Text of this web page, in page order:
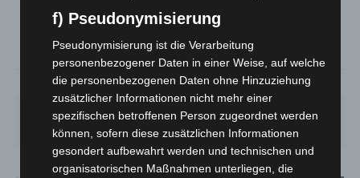
27.1°
36% 1.8m/s 36%
SO.
33°
MO.
27°
DI.
24°
MI.
27°
DO.
31
f) Pseudonymisierung
Pseudonymisierung ist die Verarbeitung
personenbezogener Daten in einer Weise, auf welche
die personenbezogenen Daten ohne Hinzuziehung
zusätzlicher Informationen nicht mehr einer
spezifischen betroffenen Person zugeordnet werden
können, sofern diese zusätzlichen Informationen
gesondert aufbewahrt werden und technischen und
organisatorischen Maßnahmen unterliegen, die